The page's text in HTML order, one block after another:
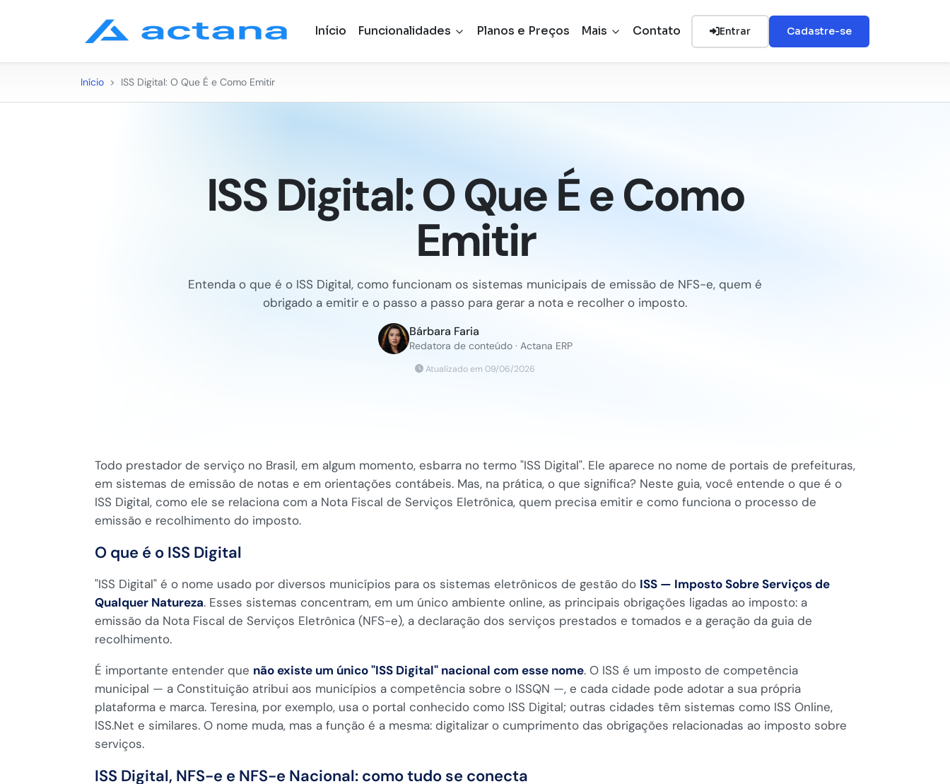
Início Funcionalidades Planos e Preços Mais Contato Entrar Cadastre-se
Início > ISS Digital: O Que É e Como Emitir
ISS Digital: O Que É e Como
Emitir
Entenda o que é o ISS Digital, como funcionam os sistemas municipais de emissão de NFS-e, quem é
obrigado a emitir e o passo a passo para gerar a nota e recolher o imposto.
Bárbara Faria
Redatora de conteúdo · Actana ERP
Atualizado em 09/06/2026
Todo prestador de serviço no Brasil, em algum momento, esbarra no termo "ISS Digital". Ele aparece no nome de portais de prefeituras,
em sistemas de emissão de notas e em orientações contábeis. Mas, na prática, o que significa? Neste guia, você entende o que é o
ISS Digital, como ele se relaciona com a Nota Fiscal de Serviços Eletrônica, quem precisa emitir e como funciona o processo de
emissão e recolhimento do imposto.
O que é o ISS Digital
"ISS Digital" é o nome usado por diversos municípios para os sistemas eletrônicos de gestão do ISS — Imposto Sobre Serviços de
Qualquer Natureza. Esses sistemas concentram, em um único ambiente online, as principais obrigações ligadas ao imposto: a
emissão da Nota Fiscal de Serviços Eletrônica (NFS-e), a declaração dos serviços prestados e tomados e a geração da guia de
recolhimento.
É importante entender que não existe um único "ISS Digital" nacional com esse nome. O ISS é um imposto de competência
municipal — a Constituição atribui aos municípios a competência sobre o ISSQN —, e cada cidade pode adotar a sua própria
plataforma e marca. Teresina, por exemplo, usa o portal conhecido como ISS Digital; outras cidades têm sistemas como ISS Online,
ISS.Net e similares. O nome muda, mas a função é a mesma: digitalizar o cumprimento das obrigações relacionadas ao imposto sobre
serviços.
ISS Digital, NFS-e e NFS-e Nacional: como tudo se conecta